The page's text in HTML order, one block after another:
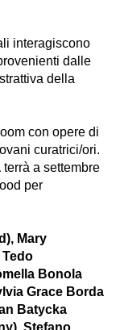
interagiscono
dalle
della
con opere di
curatrici/ori.
terrà a settembre
per
Mary
Bonola
Grace Borda
Batycka